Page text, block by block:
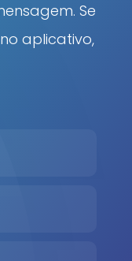
Se
aplicativo,